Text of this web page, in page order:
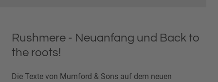
Rushmere - Neuanfang und Back to
the roots!
Die Texte von Mumford & Sons auf dem neuen